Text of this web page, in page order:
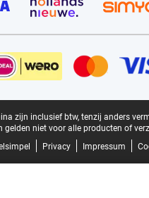
zijn inclusief btw, tenzij anders
gelden niet voor alle producten of
Privacy Impressum